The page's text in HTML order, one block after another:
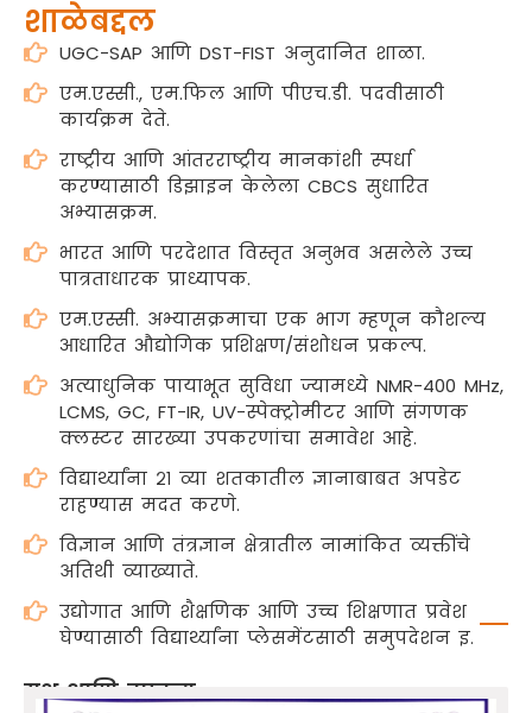
शाळेबद्दल
UGC-SAP आणि DST-FIST अनुदानित शाळा.
एम.एस्सी., एम.फिल आणि पीएच.डी. पदवीसाठी
कार्यक्रम देते.
राष्ट्रीय आणि आंतरराष्ट्रीय मानकांशी स्पर्धा
करण्यासाठी डिझाइन केलेला CBCS सुधारित
अभ्यासक्रम.
भारत आणि परदेशात विस्तृत अनुभव असलेले उच्च
पात्रताधारक प्राध्यापक.
एम.एस्सी. अभ्यासक्रमाचा एक भाग म्हणून कौशल्य
आधारित औद्योगिक प्रशिक्षण/संशोधन प्रकल्प.
अत्याधुनिक पायाभूत सुविधा ज्यामध्ये NMR-400 MHz,
LCMS, GC, FT-IR, UV-स्पेक्ट्रोमीटर आणि संगणक
क्लस्टर सारख्या उपकरणांचा समावेश आहे.
विद्यार्थ्यांना २१ व्या शतकातील ज्ञानाबाबत अपडेट
राहण्यास मदत करणे.
विज्ञान आणि तंत्रज्ञान क्षेत्रातील नामांकित व्यक्तींचे
अतिथी व्याख्याते.
उद्योगात आणि शैक्षणिक आणि उच्च शिक्षणात प्रवेश
घेण्यासाठी विद्यार्थ्यांना प्लेसमेंटसाठी समुपदेशन इ.
यश आणि उपक्रम